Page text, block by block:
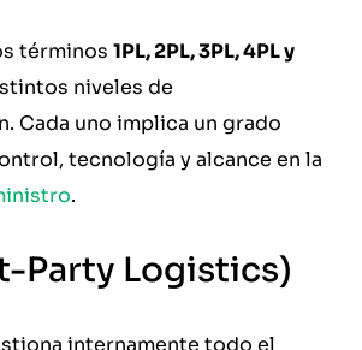
términos 1PL, 2PL, 3PL, 4PL y
niveles de
Cada uno implica un grado
tecnología y alcance en la
.
Party Logistics)
internamente todo el